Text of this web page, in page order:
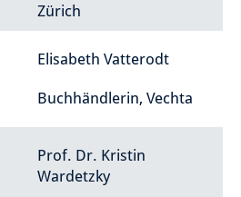
Zürich
Elisabeth Vatterodt
Buchhändlerin, Vechta
Prof. Dr. Kristin
Wardetzky